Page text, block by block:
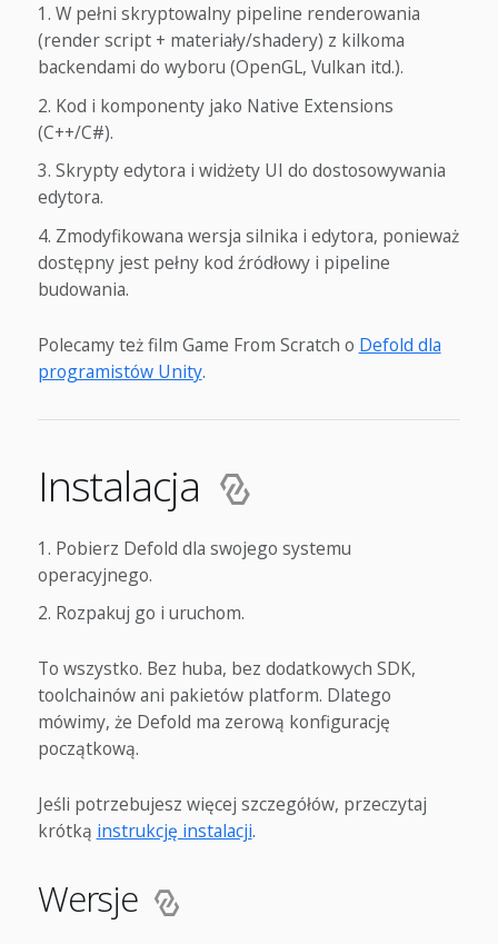
W pełni skryptowalny pipeline renderowania
(render script + materiały/shadery) z kilkoma
backendami do wyboru (OpenGL, Vulkan itd.).
Kod i komponenty jako Native Extensions
(C++/C#).
Skrypty edytora i widżety UI do dostosowywania
edytora.
Zmodyfikowana wersja silnika i edytora, ponieważ
dostępny jest pełny kod źródłowy i pipeline
budowania.
Polecamy też film Game From Scratch o Defold dla
programistów Unity.
Instalacja
Pobierz Defold dla swojego systemu
operacyjnego.
Rozpakuj go i uruchom.
To wszystko. Bez huba, bez dodatkowych SDK,
toolchainów ani pakietów platform. Dlatego
mówimy, że Defold ma zerową konfigurację
początkową.
Jeśli potrzebujesz więcej szczegółów, przeczytaj
krótką instrukcję instalacji.
Wersje